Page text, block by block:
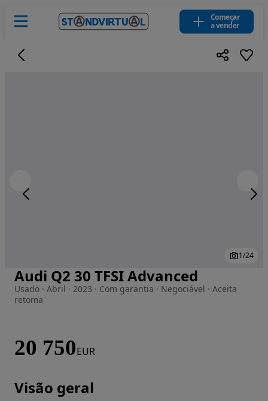
Começar
a vender
Imagem 1 de 24
1/24
Audi Q2 30 TFSI Advanced
Usado · Abril · 2023 · Com garantia · Negociável · Aceita
retoma
20 750EUR
Visão geral